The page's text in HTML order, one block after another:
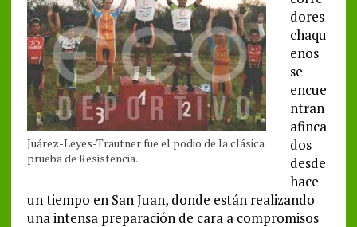
Juárez-Leyes-Trautner fue el podio de la clásica
prueba de Resistencia.
dores
chaqu
eños
se
encue
ntran
afinca
dos
desde
hace
un tiempo en San Juan, donde están realizando
una intensa preparación de cara a compromisos